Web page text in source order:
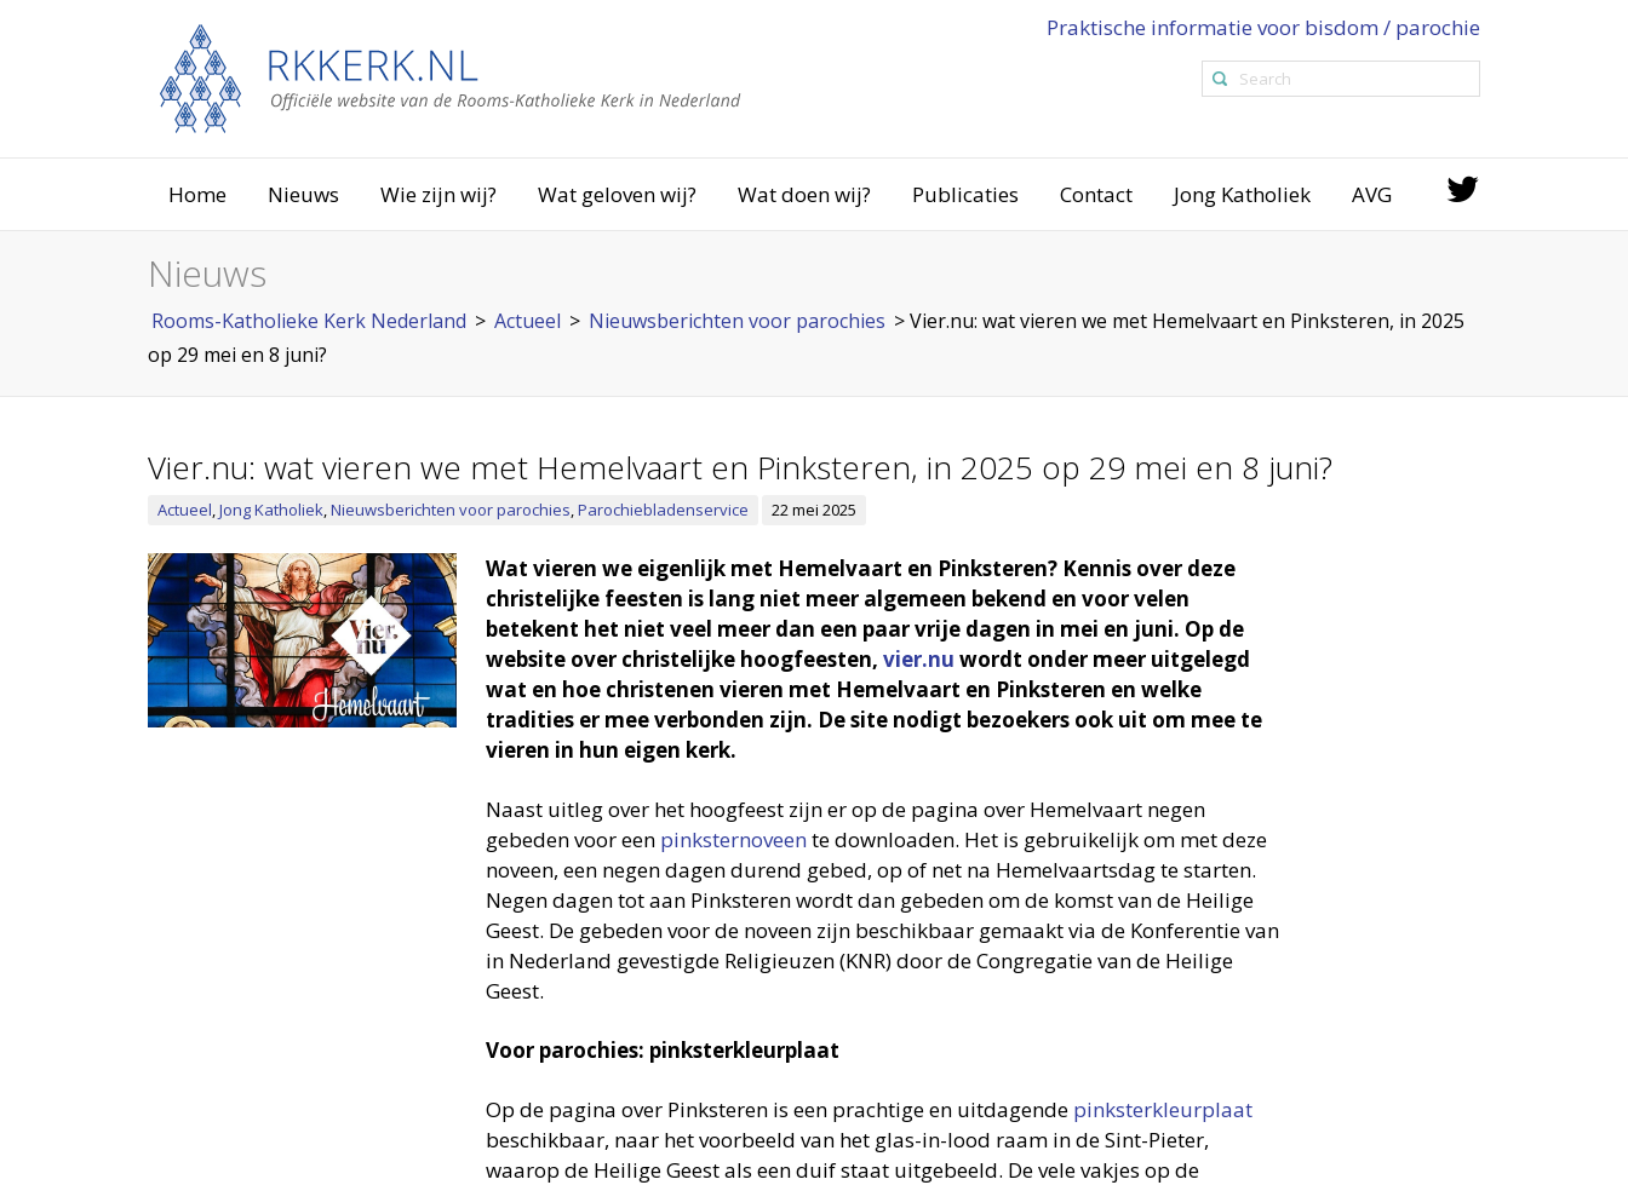
Praktische informatie voor bisdom / parochie
Home Nieuws Wie zijn wij? Wat geloven wij? Wat doen wij? Publicaties Contact Jong Katholiek AVG
Nieuws
Rooms-Katholieke Kerk Nederland > Actueel > Nieuwsberichten voor parochies >Vier.nu: wat vieren we met Hemelvaart en Pinksteren, in 2025
op 29 mei en 8 juni?
Vier.nu: wat vieren we met Hemelvaart en Pinksteren, in 2025 op 29 mei en 8 juni?
Actueel,Jong Katholiek,Nieuwsberichten voor parochies,Parochiebladenservice 22 mei 2025
Wat vieren we eigenlijk met Hemelvaart en Pinksteren? Kennis over deze
christelijke feesten is lang niet meer algemeen bekend en voor velen
betekent het niet veel meer dan een paar vrije dagen in mei en juni. Op de
website over christelijke hoogfeesten, vier.nu wordt onder meer uitgelegd
wat en hoe christenen vieren met Hemelvaart en Pinksteren en welke
tradities er mee verbonden zijn. De site nodigt bezoekers ook uit om mee te
vieren in hun eigen kerk.
Naast uitleg over het hoogfeest zijn er op de pagina over Hemelvaart negen
gebeden voor een pinksternoveen te downloaden. Het is gebruikelijk om met deze
noveen, een negen dagen durend gebed, op of net na Hemelvaartsdag te starten.
Negen dagen tot aan Pinksteren wordt dan gebeden om de komst van de Heilige
Geest. De gebeden voor de noveen zijn beschikbaar gemaakt via de Konferentie van
in Nederland gevestigde Religieuzen (KNR) door de Congregatie van de Heilige
Geest.
Voor parochies: pinksterkleurplaat
Op de pagina over Pinksteren is een prachtige en uitdagende pinksterkleurplaat
beschikbaar, naar het voorbeeld van het glas-in-lood raam in de Sint-Pieter,
waarop de Heilige Geest als een duif staat uitgebeeld. De vele vakjes op de